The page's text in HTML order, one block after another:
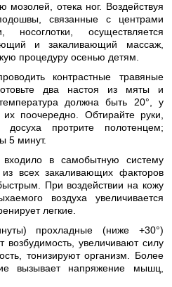
мозолей, отека ног. Воздействуя
связанные с центрами
носоглотки, осуществляется
и закаливающий массаж,
процедуру осенью детям.
контрастные травяные
два настоя из мяты и
должна быть 20°, у
поочередно. Обтирайте руки,
протрите полотенцем;
5 минут.
в самобытную систему
из всех закаливающих факторов
При воздействии на кожу
воздуха увеличивается
легкие.
прохладные (ниже +30°)
увеличивают силу
тонизируют организм. Более
вызывает напряжение мышц,